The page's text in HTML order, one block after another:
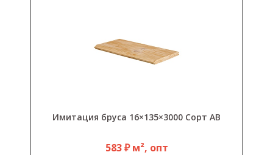
Имитация бруса 16×135×3000 Сорт АВ
583 ₽ м², опт